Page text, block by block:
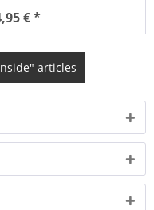
€ *
articles